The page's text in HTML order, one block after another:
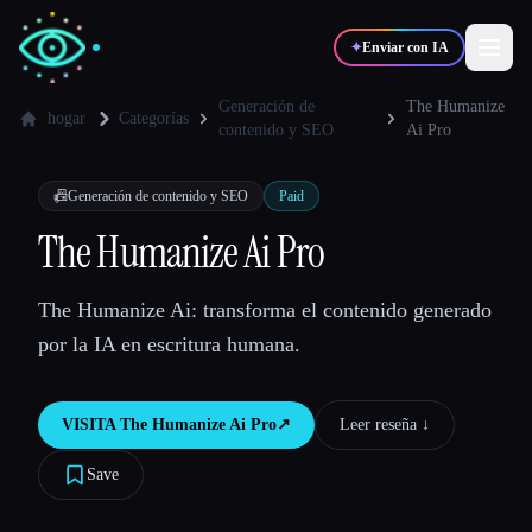
✦Enviar con IA
💻Desarrolladores 📈Marketers
🎓Estudiantes
Blog
hogar Categorías
Generación de
contenido y SEO
The Humanize
Ai Pro
📠Generación de contenido y SEO Paid
The Humanize Ai Pro
The Humanize Ai: transforma el contenido generado
por la IA en escritura humana.
VISITA The Humanize Ai Pro↗︎ Leer reseña ↓︎
Save